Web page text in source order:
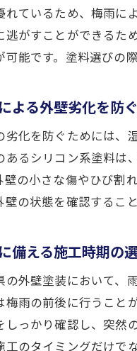
れているため、梅雨に
逃がすことができるた
可能です。塗料選びの
よる外壁劣化を防
劣化を防ぐためには、
あるシリコン系塗料は
壁の小さな傷やひび割
壁の状態を確認するこ
備える施工時期の
の外壁塗装において、
梅雨の前後に行うこと
しっかり確認し、突然
工のタイミングだけで